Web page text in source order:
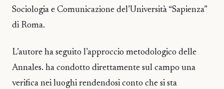
Sociologia e Comunicazione del’Università “Sapienza”
di Roma.
L’autore ha seguito l’approccio metodologico delle
Annales. ha condotto direttamente sul campo una
verifica nei luoghi rendendosi conto che si sta